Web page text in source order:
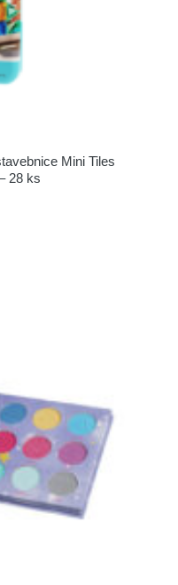
Mini Tiles
28 ks